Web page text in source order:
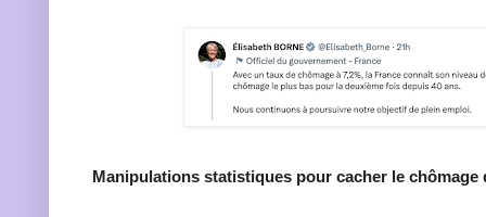
Manipulations statistiques pour cacher le chômage